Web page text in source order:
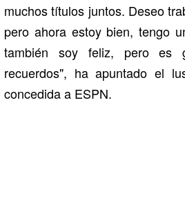
muchos títulos juntos. Deseo
pero ahora estoy bien, tengo
también soy feliz, pero es
recuerdos", ha apuntado el
concedida a ESPN.